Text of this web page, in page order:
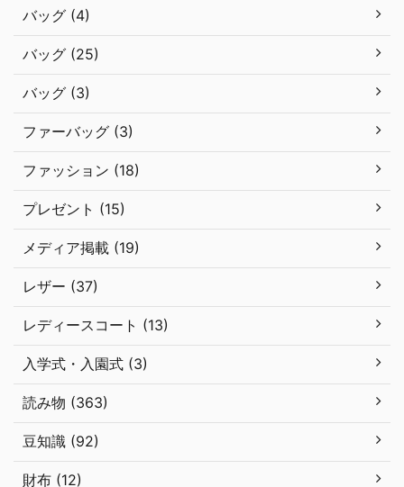
バッグ (4)
バッグ (25)
バッグ (3)
ファーバッグ (3)
ファッション (18)
プレゼント (15)
メディア掲載 (19)
レザー (37)
レディースコート (13)
入学式・入園式 (3)
読み物 (363)
豆知識 (92)
財布 (12)